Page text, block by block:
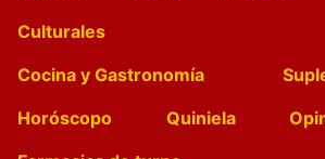
Culturales
Cocina y Gastronomía
Horóscopo
Quiniela